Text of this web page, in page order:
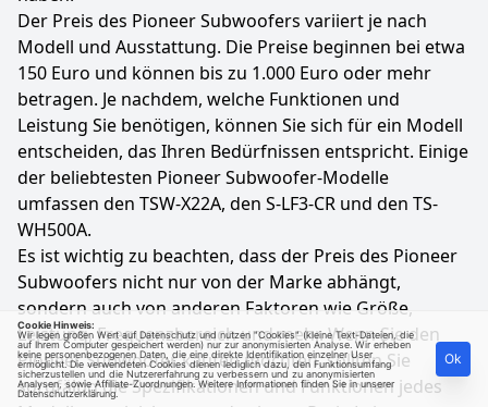
Der Preis des Pioneer Subwoofers variiert je nach
Modell und Ausstattung. Die Preise beginnen bei etwa
150 Euro und können bis zu 1.000 Euro oder mehr
betragen. Je nachdem, welche Funktionen und
Leistung Sie benötigen, können Sie sich für ein Modell
entscheiden, das Ihren Bedürfnissen entspricht. Einige
der beliebtesten Pioneer Subwoofer-Modelle
umfassen den TSW-X22A, den S-LF3-CR und den TS-
WH500A.
Es ist wichtig zu beachten, dass der Preis des Pioneer
Subwoofers nicht nur von der Marke abhängt,
sondern auch von anderen Faktoren wie Größe,
Leistung, Frequenzbereich und mehr. Wenn Sie den
Pioneer Subwoofer kaufen möchten, sollten Sie
sorgfältig die Spezifikationen und Funktionen jedes
Cookie Hinweis:
Wir legen großen Wert auf Datenschutz und nutzen "Cookies" (kleine Text-Dateien, die
auf Ihrem Computer gespeichert werden) nur zur anonymisierten Analyse. Wir erheben
keine personenbezogenen Daten, die eine direkte Identifikation einzelner User
ermöglicht. Die verwendeten Cookies dienen lediglich dazu, den Funktionsumfang
sicherzustellen und die Nutzererfahrung zu verbessern und zu anonymisierten
Analysen, sowie Affiliate-Zuordnungen. Weitere Informationen finden Sie in unserer
Datenschutzerklärung.
Ok